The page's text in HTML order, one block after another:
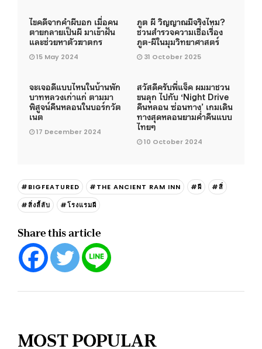
ไขคดีจากคำผีบอก เมื่อคน
ตายกลายเป็นผี มาเข้าฝัน
และช่วยหาตัวฆาตกร
15 May 2024
ภูต ผี วิญญาณมีจริงไหม?
ชวนสำรวจความเชื่อเรื่อง
ภูต-ผีในมุมวิทยาศาสตร์
31 October 2025
จะเจอดีแบบไหนในบ้านพัก
บาทหลวงเก่าแก่ ตามมา
พิสูจน์คืนหลอนในบอร์กวัต
เนต
17 December 2024
สวัสดีครับพี่แจ็ค ผมมาชวน
ขนลุก ไปกับ ‘Night Drive
คืนหลอน ซ่อนทาง’ เกมเดิน
ทางสุดหลอนยามค่ำคืนแบบ
ไทยๆ
10 October 2024
#BIGFEATURED #THE ANCIENT RAM INN #ผี
#สิ่
#สิ่งลี้ลับ
#โรงแรมผี
Share this article
MOST POPULAR